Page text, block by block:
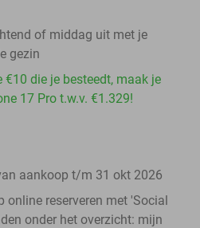
of middag uit met je
gezin
die je besteedt, maak je
17 Pro t.w.v. €1.329!
aankoop t/m 31 okt 2026
online reserveren met 'Social
onder het overzicht: mijn